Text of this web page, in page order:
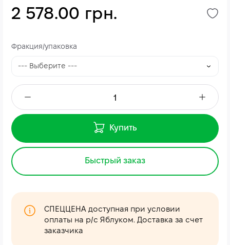
2 578.00 грн.
Фракция/упаковка
Купить
Быстрый заказ
СПЕЦЦЕНА доступная при условии
оплаты на р/с Яблуком. Доставка за счет
заказчика